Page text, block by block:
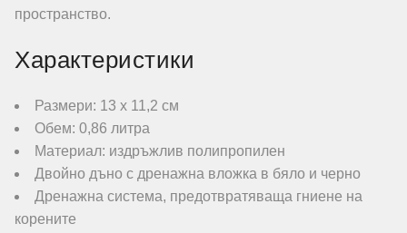
пространство.
Характеристики
Размери: 13 х 11,2 см
Обем: 0,86 литра
Материал: издръжлив полипропилен
Двойно дъно с дренажна вложка в бяло и черно
Дренажна система, предотвратяваща гниене на
корените